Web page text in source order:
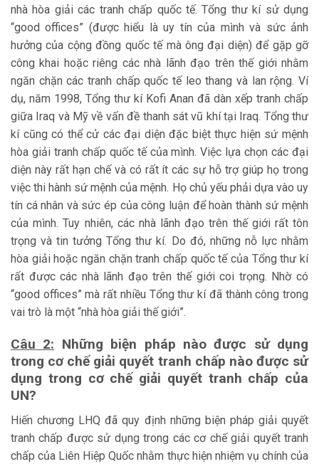
nhà hòa giải các tranh chấp quốc tế. Tổng thư kí sử dụng
“good offices” (được hiểu là uy tín của mình và sức ảnh
hưởng của cộng đồng quốc tế mà ông đại diện) để gặp gỡ
công khai hoặc riêng các nhà lãnh đạo trên thế giới nhằm
ngăn chặn các tranh chấp quốc tế leo thang và lan rộng. Ví
dụ, năm 1998, Tổng thư kí Kofi Anan đã dàn xếp tranh chấp
giữa Iraq và Mỹ về vấn đề thanh sát vũ khí tại Iraq. Tổng thư
kí cũng có thể cử các đại diện đặc biệt thực hiện sứ mệnh
hòa giải tranh chấp quốc tế của mình. Việc lựa chọn các đại
diện này rất hạn chế và có rất ít các sự hỗ trợ giúp họ trong
việc thi hành sứ mệnh của mệnh. Họ chủ yếu phải dựa vào uy
tín cá nhân và sức ép của công luận để hoàn thành sứ mệnh
của mình. Tuy nhiên, các nhà lãnh đạo trên thế giới rất tôn
trọng và tin tưởng Tổng thư kí. Do đó, những nỗ lực nhằm
hòa giải hoặc ngăn chặn tranh chấp quốc tế của Tổng thư kí
rất được các nhà lãnh đạo trên thế giới coi trọng. Nhờ có
“good offices” mà rất nhiều Tổng thư kí đã thành công trong
vai trò là một “nhà hòa giải thế giới”.
Câu 2: Những biện pháp nào được sử dụng
trong cơ chế giải quyết tranh chấp nào được sử
dụng trong cơ chế giải quyết tranh chấp của
UN?
Hiến chương LHQ đã quy định những biện pháp giải quyết
tranh chấp được sử dụng trong các cơ chế giải quyết tranh
chấp của Liên Hiệp Quốc nhằm thực hiện nhiệm vụ chính của